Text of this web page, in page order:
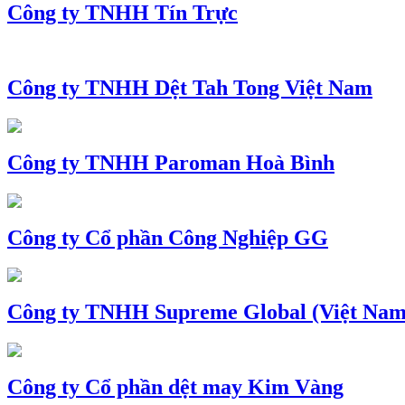
Công ty TNHH Tín Trực
Công ty TNHH Dệt Tah Tong Việt Nam
Công ty TNHH Paroman Hoà Bình
Công ty Cổ phần Công Nghiệp GG
Công ty TNHH Supreme Global (Việt
Công ty Cổ phần dệt may Kim Vàng